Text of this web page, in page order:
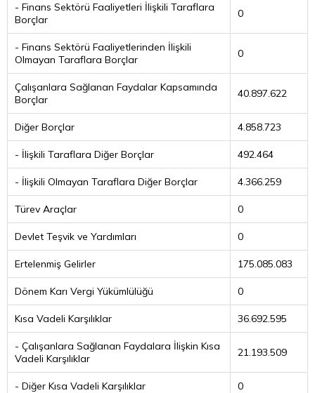
- Finans Sektörü Faaliyetleri İlişkili Taraflara
Borçlar
0
- Finans Sektörü Faaliyetlerinden İlişkili
Olmayan Taraflara Borçlar
0
Çalışanlara Sağlanan Faydalar Kapsamında
Borçlar
40.897.622
Diğer Borçlar 4.858.723
- İlişkili Taraflara Diğer Borçlar 492.464
- İlişkili Olmayan Taraflara Diğer Borçlar 4.366.259
Türev Araçlar 0
Devlet Teşvik ve Yardımları 0
Ertelenmiş Gelirler 175.085.083
Dönem Karı Vergi Yükümlülüğü 0
Kısa Vadeli Karşılıklar 36.692.595
- Çalışanlara Sağlanan Faydalara İlişkin Kısa
Vadeli Karşılıklar
21.193.509
- Diğer Kısa Vadeli Karşılıklar 0